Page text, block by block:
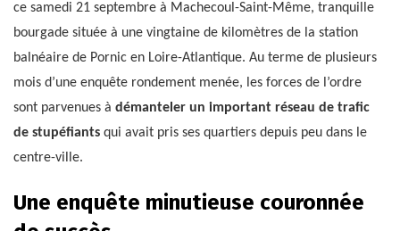
ce samedi 21 septembre à Machecoul-Saint-Même, tranquille
bourgade située à une vingtaine de kilomètres de la station
balnéaire de Pornic en Loire-Atlantique. Au terme de plusieurs
mois d’une enquête rondement menée, les forces de l’ordre
sont parvenues à démanteler un important réseau de trafic
de stupéfiants qui avait pris ses quartiers depuis peu dans le
centre-ville.
Une enquête minutieuse couronnée